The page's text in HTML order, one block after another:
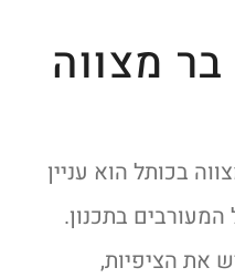
מצווה
בכותל הוא עניין
המעורבים בתכנון.
את הציפיות,